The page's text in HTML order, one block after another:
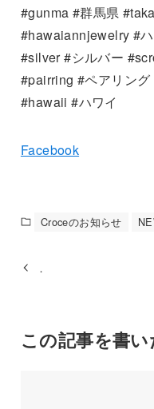
#gunma #群馬県
#hawaiannjewelry #
#silver #シルバー
#pairring #ペアリン
#hawaii #ハワイ
Facebook
Croceのお知らせ
．
この記事を書い